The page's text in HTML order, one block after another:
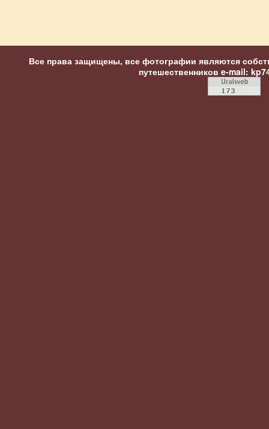
Все права защищены, все фотографии являются
путешественников e-mail: